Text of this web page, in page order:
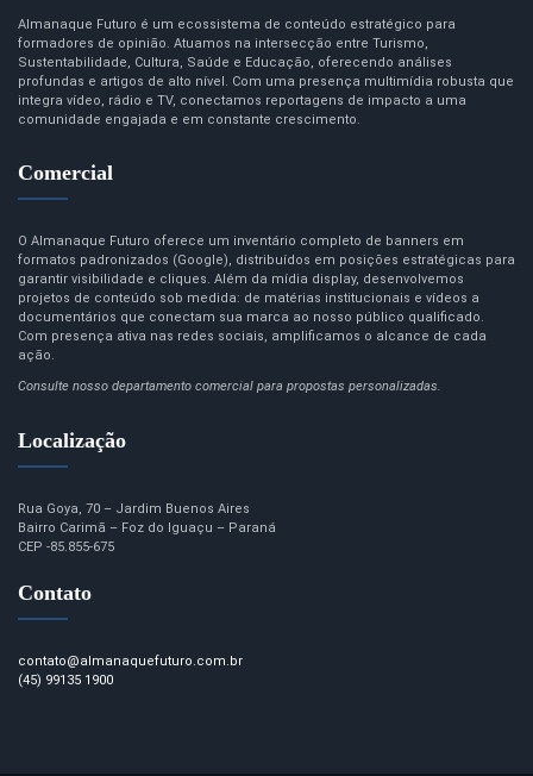
Almanaque Futuro é um ecossistema de conteúdo estratégico para
formadores de opinião. Atuamos na intersecção entre Turismo,
Sustentabilidade, Cultura, Saúde e Educação, oferecendo análises
profundas e artigos de alto nível. Com uma presença multimídia robusta que
integra vídeo, rádio e TV, conectamos reportagens de impacto a uma
comunidade engajada e em constante crescimento.
Comercial
O Almanaque Futuro oferece um inventário completo de banners em
formatos padronizados (Google), distribuídos em posições estratégicas para
garantir visibilidade e cliques. Além da mídia display, desenvolvemos
projetos de conteúdo sob medida: de matérias institucionais e vídeos a
documentários que conectam sua marca ao nosso público qualificado.
Com presença ativa nas redes sociais, amplificamos o alcance de cada
ação.
Consulte nosso departamento comercial para propostas personalizadas.
Localização
Rua Goya, 70 – Jardim Buenos Aires
Bairro Carimã – Foz do Iguaçu – Paraná
CEP -85.855-675
Contato
contato@almanaquefuturo.com.br
(45) 99135 1900